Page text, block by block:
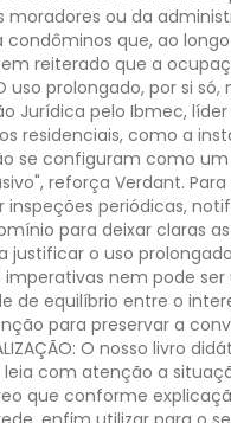
ou da
que, ao
reiterado que a
prolongado, por si só,
Jurídica pelo Ibmec,
como a
se configuram como
reforça Verdant.
periódicas,
para deixar claras
o uso
nem pode
de equilíbrio entre o
para preservar a
O nosso livro
com atenção a
que conforme